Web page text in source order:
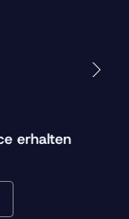
erhalten